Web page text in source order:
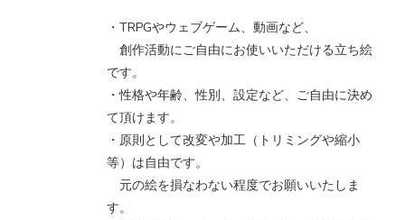
・TRPGやウェブゲーム、動画など、
創作活動にご自由にお使いいただける立ち絵
です。
・性格や年齢、性別、設定など、ご自由に決め
て頂けます。
・原則として改変や加工（トリミングや縮小
等）は自由です。
元の絵を損なわない程度でお願いいたしま
す。